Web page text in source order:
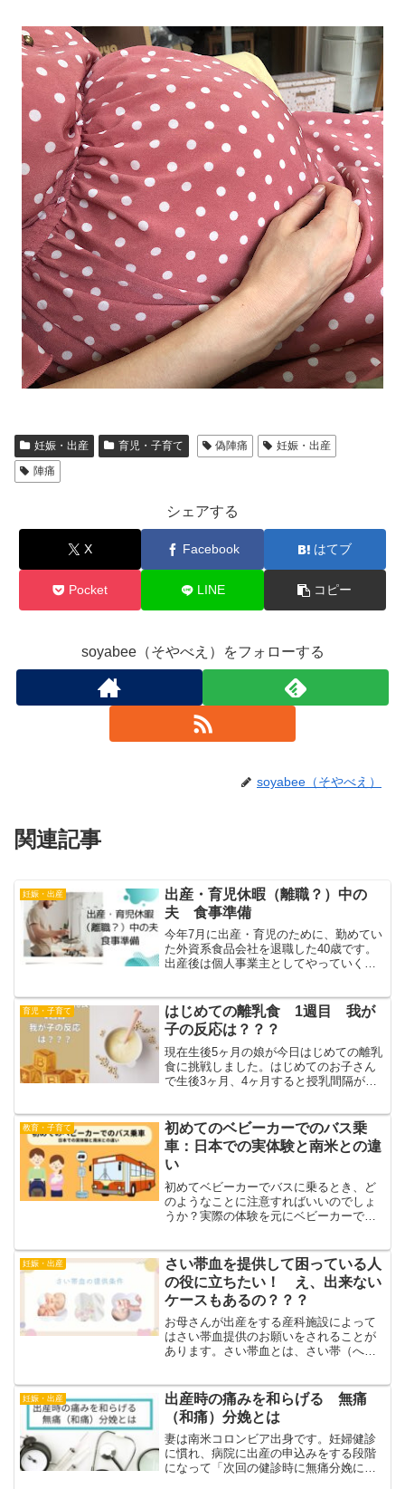
妊娠・出産 育児・子育て 偽陣痛
妊娠・出産
陣痛
シェアする
X Facebook はてブ
Pocket LINE コピー
soyabee（そやべえ）をフォローする
soyabee（そやべえ）
関連記事
妊娠・出産
出産・育児休暇（離職？）中の
夫 食事準備
今年7月に出産・育児のために、勤めてい
た外資系食品会社を退職した40歳です。
出産後は個人事業主としてやっていくの
ところでこの間の食事事情ですが、基本
は3食とも家で作ってい...
育児・子育て
はじめての離乳食 1週目 我が
子の反応は？？？
現在生後5ヶ月の娘が今日はじめての離乳
食に挑戦しました。はじめてのお子さん
で生後3ヶ月、4ヶ月すると授乳間隔が決
きたと思ったら今度は離乳食を始めなく
てはなりません。何か...
教育・子育て
初めてのベビーカーでのバス乗
車：日本での実体験と南米との違
い
初めてベビーカーでバスに乗るとき、ど
のようなことに注意すればいいのでしょ
うか？実際の体験を元にベビーカーでの
ブラジルやコロンビアとの違いについて
も比較しながら紹介します...
妊娠・出産
さい帯血を提供して困っている人
の役に立ちたい！ え、出来ない
ケースもあるの？？？
お母さんが出産をする産科施設によって
はさい帯血提供のお願いをされることが
あります。さい帯血とは、さい帯（へそ
病など血液の病気の治療に用いられ、日
本赤十字社が運営するさい...
妊娠・出産
出産時の痛みを和らげる 無痛
（和痛）分娩とは
妻は南米コロンビア出身です。妊婦健診
に慣れ、病院に出産の申込みをする段階
になって「次回の健診時に無痛分娩につ